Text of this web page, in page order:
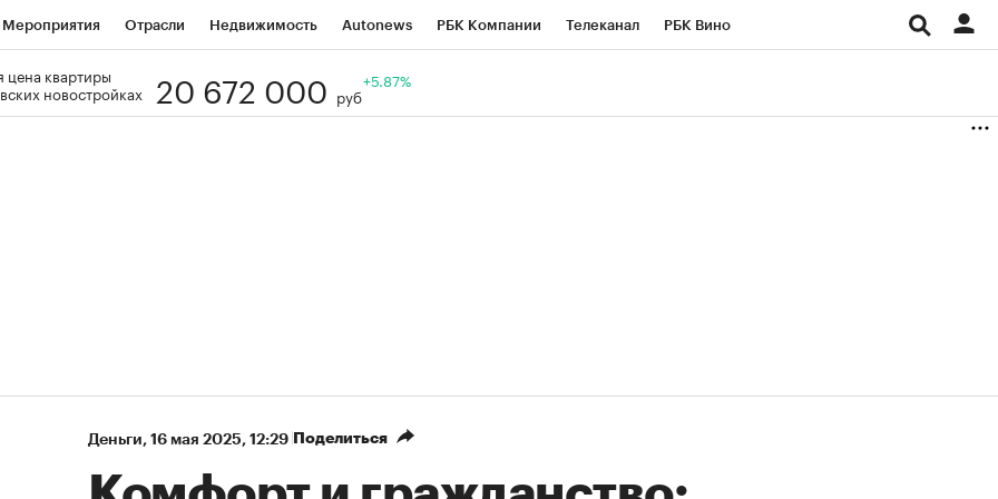
Мероприятия Отрасли Недвижимость Autonews РБК Компании Телеканал РБК Вино
Визионеры
цена квартиры
новостройках
20 672 000 руб
+5.87%
Деньги⁠, 16 мая 2025, 12:29 Поделиться